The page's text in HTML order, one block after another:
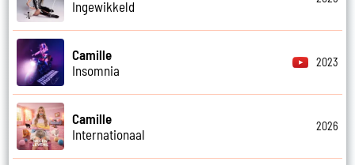
Ingewikkeld
Camille
Insomnia
2023
Camille
Internationaal
2026